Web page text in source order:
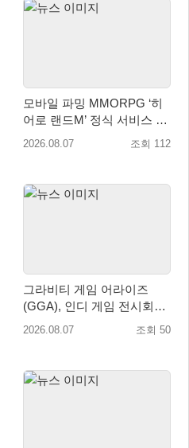
모바일 파밍 MMORPG ‘히
어로 랜드M’ 정식 서비스 돌
입
2026.08.07 조회 112
그라비티 게임 어라이즈
(GGA), 인디 게임 전시회
‘도쿄 게임 던전 13’ 참가!
2026.08.07 조회 50